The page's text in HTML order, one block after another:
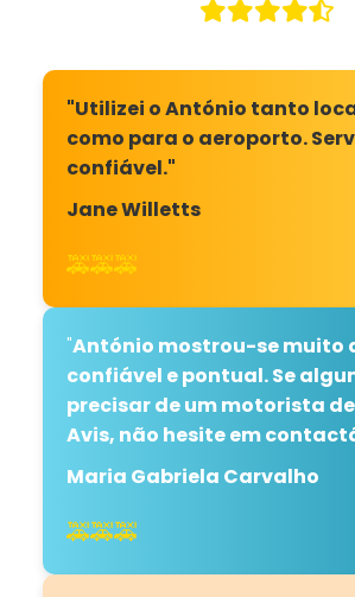
"Utilizei o António tanto
como para o aeroporto.
confiável."
Jane Willetts
🚕🚕🚕
"António mostrou-se muito
confiável e pontual. Se
precisar de um motorista
Avis, não hesite em
Maria Gabriela Carvalho
🚕🚕🚕